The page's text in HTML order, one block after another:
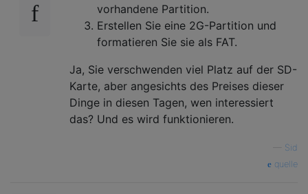
vorhandene Partition.
Erstellen Sie eine 2G-Partition und
formatieren Sie sie als FAT.
Ja, Sie verschwenden viel Platz auf der SD-
Karte, aber angesichts des Preises dieser
Dinge in diesen Tagen, wen interessiert
das? Und es wird funktionieren.
Sid
quelle